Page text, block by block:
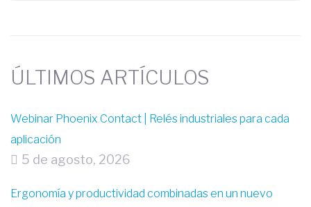
ÚLTIMOS ARTÍCULOS
Webinar Phoenix Contact | Relés industriales para cada
aplicación
5 de agosto, 2026
Ergonomía y productividad combinadas en un nuevo